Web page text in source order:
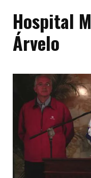
Hospital
Árvelo